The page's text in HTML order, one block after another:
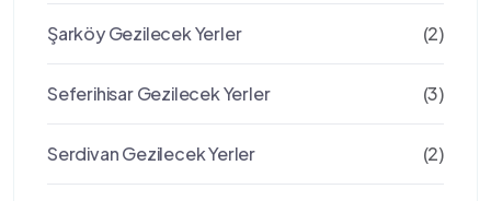
Şarköy Gezilecek Yerler (2)
Seferihisar Gezilecek Yerler (3)
Serdivan Gezilecek Yerler (2)